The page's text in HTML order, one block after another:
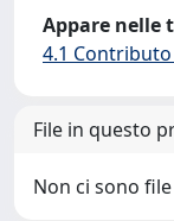
Appare nelle
4.1
File in questo
Non ci sono